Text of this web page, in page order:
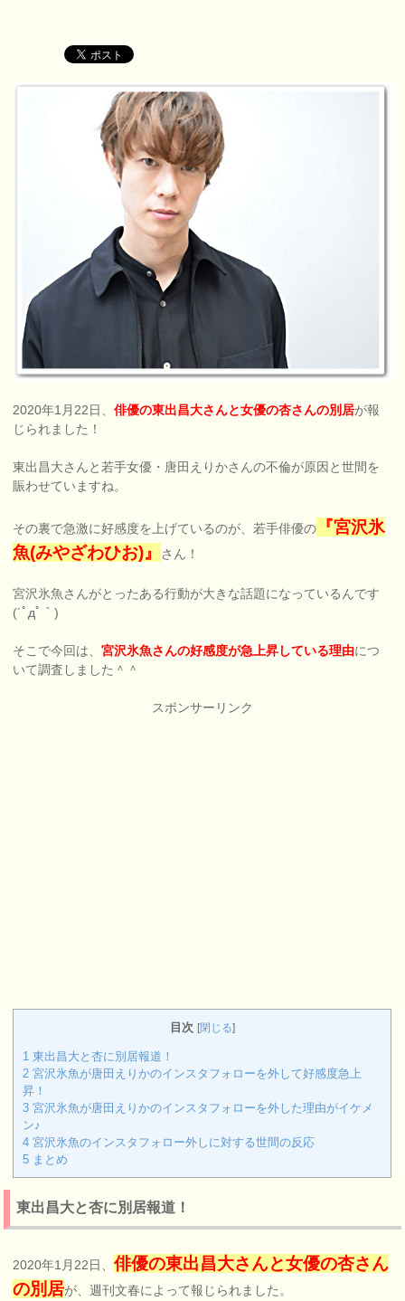
2020年1月22日、俳優の東出昌大さんと女優の杏さんの別居が報
じられました！
東出昌大さんと若手女優・唐田えりかさんの不倫が原因と世間を
賑わせていますね。
その裏で急激に好感度を上げているのが、若手俳優の
『宮沢氷
魚(みやざわひお)』
さん！
宮沢氷魚さんがとったある行動が大きな話題になっているんです
(´ﾟдﾟ｀)
そこで今回は、宮沢氷魚さんの好感度が急上昇している理由につ
いて調査しました＾＾
スポンサーリンク
目次 [閉じる]
1 東出昌大と杏に別居報道！
2 宮沢氷魚が唐田えりかのインスタフォローを外して好感度急上
昇！
3 宮沢氷魚が唐田えりかのインスタフォローを外した理由がイケメ
ン♪
4 宮沢氷魚のインスタフォロー外しに対する世間の反応
5 まとめ
東出昌大と杏に別居報道！
2020年1月22日、俳優の東出昌大さんと女優の杏さん
の別居が、週刊文春によって報じられました。